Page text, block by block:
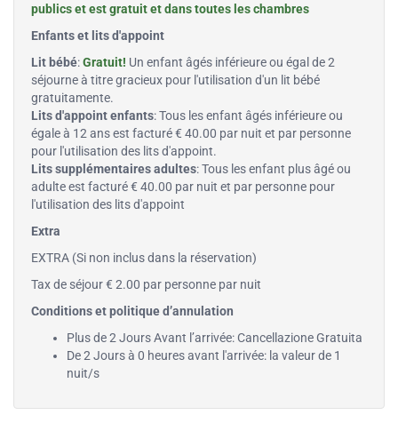
publics et est gratuit et dans toutes les chambres
Enfants et lits d'appoint
Lit bébé:Gratuit! Un enfant âgés inférieure ou égal de 2
séjourne à titre gracieux pour l'utilisation d'un lit bébé
gratuitamente.
Lits d'appoint enfants: Tous les enfant âgés inférieure ou
égale à 12 ans est facturé € 40.00 par nuit et par personne
pour l'utilisation des lits d'appoint.
Lits supplémentaires adultes: Tous les enfant plus âgé ou
adulte est facturé € 40.00 par nuit et par personne pour
l'utilisation des lits d'appoint
Extra
EXTRA (Si non inclus dans la réservation)
Tax de séjour € 2.00 par personne par nuit
Conditions et politique d’annulation
Plus de 2 Jours Avant l’arrivée: Cancellazione Gratuita
De 2 Jours à 0 heures avant l'arrivée: la valeur de 1
nuit/s